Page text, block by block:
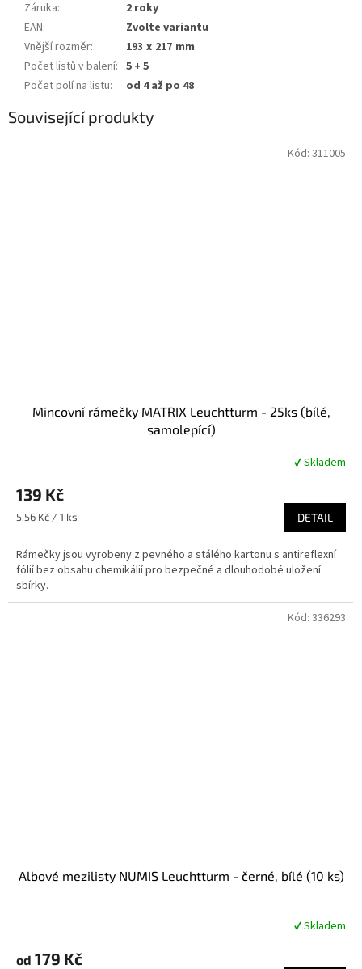
Záruka:
2 roky
EAN:
Zvolte variantu
Vnější rozměr:
193 x 217 mm
Počet listů v balení: 5 + 5
Počet polí na listu: od 4 až po 48
Související produkty
Mincovní rámečky MATRIX Leuchtturm - 25ks (bílé,
samolepící)
produktu
je
5,0
5
hvězdiček.
✔ Skladem
139 Kč
Měrná
5,56 Kč / 1 ks DETAIL
Rámečky jsou vyrobeny z pevného a stálého kartonu s antireflexní
fólií bez obsahu chemikálií pro bezpečné a dlouhodobé uložení
sbírky.
Kód: 311005
Albové mezilisty NUMIS Leuchtturm - černé, bílé (10 ks)
produktu
✔ Skladem
od 179 Kč
Kód: 336293